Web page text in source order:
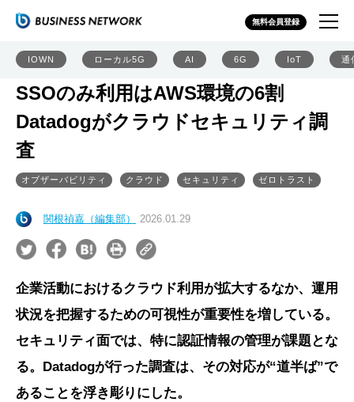
無料会員登録
IOWN ローカル5G AI 6G IoT 通
SSOのみ利用はAWS環境の6割
Datadogがクラウドセキュリティ調
査
オブザーバビリティ クラウド セキュリティ ゼロトラスト
関根禎嘉（編集部） 2026.01.29
企業活動におけるクラウド利用が拡大するなか、運用
状況を把握するための可視性が重要性を増している。
セキュリティ面では、特に認証情報の管理が課題とな
る。Datadogが行った調査は、その対応が“道半ば”で
あることを浮き彫りにした。